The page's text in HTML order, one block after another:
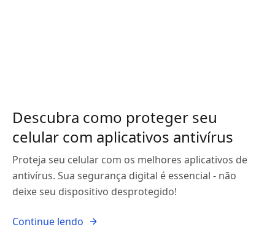
Descubra como proteger seu
celular com aplicativos antivírus
Proteja seu celular com os melhores aplicativos de
antivírus. Sua segurança digital é essencial - não
deixe seu dispositivo desprotegido!
Continue lendo